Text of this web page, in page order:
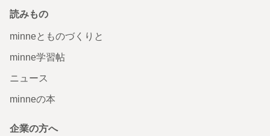
読みもの
minneとものづくりと
minne学習帖
ニュース
minneの本
企業の方へ